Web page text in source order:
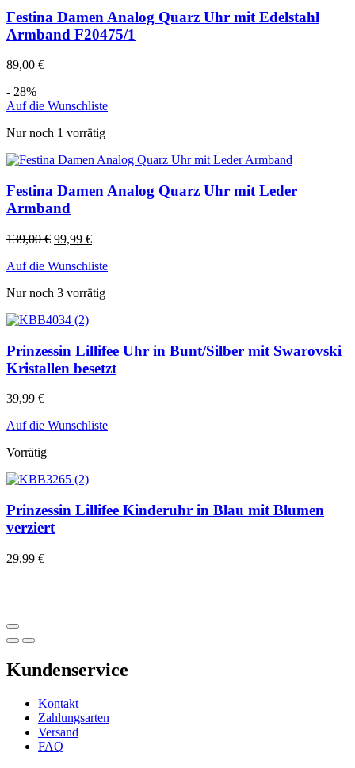
Festina Damen Analog Quarz Uhr mit Edelstahl
Armband F20475/1
89,00 €
- 28%
Auf die Wunschliste
Nur noch 1 vorrätig
Festina Damen Analog Quarz Uhr mit Leder
Armband
139,00€ 99,99 €
Auf die Wunschliste
Nur noch 3 vorrätig
Prinzessin Lillifee Uhr in Bunt/Silber mit Swarovski
Kristallen besetzt
39,99 €
Auf die Wunschliste
Vorrätig
Prinzessin Lillifee Kinderuhr in Blau mit Blumen
verziert
29,99 €
Kundenservice
Kontakt
Zahlungsarten
Versand
FAQ